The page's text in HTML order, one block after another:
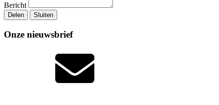
Bericht
Delen Sluiten
Onze nieuwsbrief